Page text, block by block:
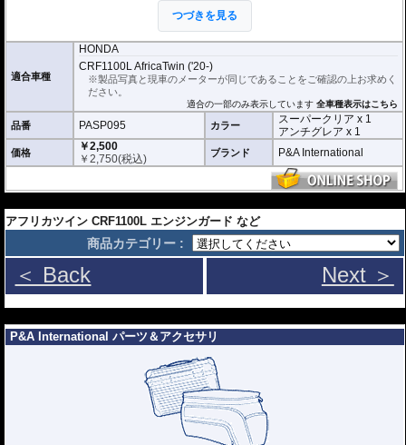
このメーターパネルプロテクションフィル
ムは不要な傷や汚れからメーターパネルを
保護します。
ーパークリアとアンチグレア)が入っており、それぞれ目的に合わせたものをご
利用いただけます。
スーパークリア :耐摩耗性が非常に高く、
透明性の高いフィルム。貼り付けてしまう
とメーターになじみ、フィルムの存在がほ
とんどわからなくなります。
アンチグレア :マット仕上げが施され、太
陽光などによる反射を軽減。視認性の低下
を防ぎ、メーターを読み取りやすくしま
す。もちろん傷に対しても有効です。
ニングクロス、細かい埃も除去する粘着シ
ート、気泡の混入を防ぎ、きれいに仕上げるスキージがセットになっていま
優れもの。満足のいく取付が容易になりました。
つづきを見る
適合車種
HONDA
CRF1100L AfricaTwin ('20-)
※製品写真と現車のメーターが同じであることをご確認の上お求めく
ださい。
適合の一部のみ表示しています全車種表示はこちら
品番 PASP095 カラー
スーパークリア x 1
アンチグレア x 1
価格
￥2,500
￥2,750(税込) ブランド P&A International
アフリカツイン CRF1100L エンジンガード など
商品カテゴリー :
＜ Back Next ＞
P&A International パーツ＆アクセサリ